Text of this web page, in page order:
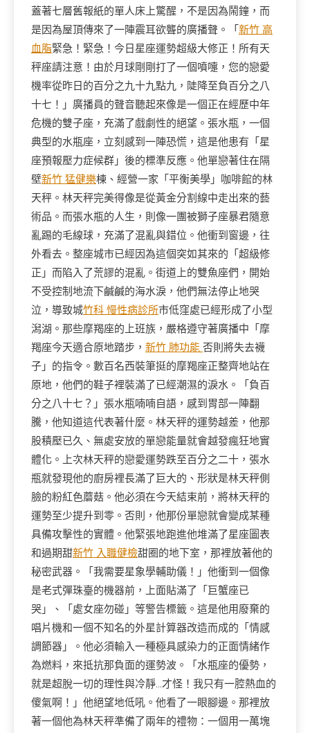
蓋著七層舊報紙的單人床上驚醒，不是因為鬧鐘，而
是因為屋頂傳來了一陣震耳欲聾的廣播聲。「 新竹 高
血脂緊急！緊急！今日星座運勢超級大修正！所有天
秤座請注意！由於月球剛剛打了一個噴嚏，您的戀愛
機率從昨日的百分之九十九點九，陡降至負百分之八
十七！」廣播員的聲音聽起來像是一個正在經歷中年
危機的雙子座，充滿了戲劇性的絕望。張水瓶，一個
典型的水瓶座，立刻感到一陣恐慌，這是他患有「星
座預報壓力症候群」後的標準反應。他單戀著住在隔
壁新竹 猛健樂棟、經營一家「平衡美學」咖啡館的林
天秤。林天秤完美得像是從黃金分割線中走出來的藝
術品。而張水瓶的人生，則像一團被獅子座暴君隨意
亂踢的毛線球，充滿了混亂與錯位。他衝到窗邊，往
外看去。整座城市已經因為這個突如其來的「超級修
正」而陷入了荒謬的混亂。街道上的雙魚座們，開始
不受控制地流下鹹鹹的海水淚，他們無法停止地哭
泣，導致城竹科 慢性病診所市低窪處已經形成了小型
潟湖。那些摩羯座的上班族，嚴格遵守著廣播中「摩
羯座今天適合原地踏步， 新竹 肺功能 否則將失去襪
子」的指令。數百名西裝筆挺的摩羯座正整齊地站在
原地，他們的鞋子裡裝滿了已經潮濕的淚水。「負百
分之八十七？」張水瓶喃喃自語，感到胃部一陣翻
騰，他知道這代表著什麼。林天秤的運勢越差，他那
股積壓已久、無處安放的單戀能量就會越發瘋狂地實
體化。上次林天秤的戀愛運勢跌至百分之二十，張水
瓶就發現他的廚房裡長滿了巨大的、形狀是林天秤側
臉的粉紅色蘑菇。他必須在今天結束前，將林天秤的
運勢至少提升到零。否則，他那份單戀就會變成某種
具備攻擊性的實體。他緊張地跑進他堆滿了星座圖表
和過期甜新竹 入職健檢甜圈的地下室，那裡放著他的
秘密武器。「我需要星象學輔助儀！」他衝到一個像
是老式彈珠臺的機器前，上面貼滿了「巨蟹座已
哭」、「處女座勿碰」等警告標籤。這是他用廢棄的
唱片機和一個不知名的外星計算器改造而成的「情感
調節器」。他必須輸入一種極具感染力的正面情緒作
為燃料，來抵抗那負面的運勢波。「水瓶座的優勢，
就是超脫一切的理性與冷靜…才怪！我只有一腔熱血的
傻氣啊！」他絕望地低吼。他看了一眼腳邊。那裡放
著一個他為林天秤準備了兩年的禮物：一個用一萬塊